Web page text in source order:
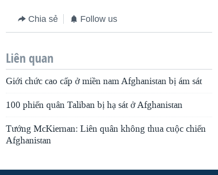
Chia sẻ Follow us
Liên quan
Giới chức cao cấp ở miền nam Afghanistan bị ám sát
100 phiến quân Taliban bị hạ sát ở Afghanistan
Tướng McKiernan: Liên quân không thua cuộc chiến
Afghanistan